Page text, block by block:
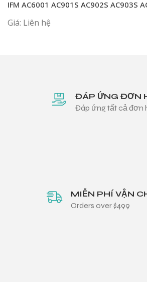
IFM AC6001 AC901S AC902S AC903S
Giá: Liên hệ
ĐÁP ỨNG ĐƠN
Đáp ứng tất cả đơn
MIỄN PHÍ VẬN
Orders over $499